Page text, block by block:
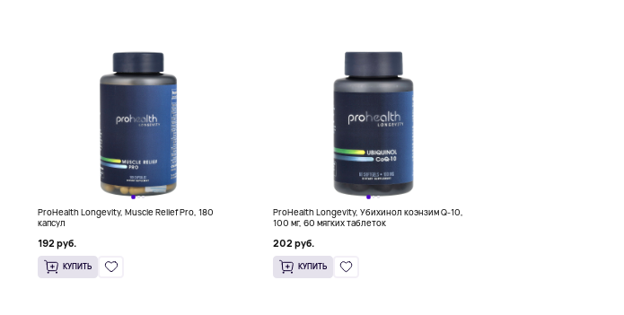
ProHealth Longevity, Muscle Relief Pro, 180
капсул
192 руб.
КУПИТЬ
ProHealth Longevity, Убихинол коэнзим Q-10,
100 мг, 60 мягких таблеток
202 руб.
КУПИТЬ